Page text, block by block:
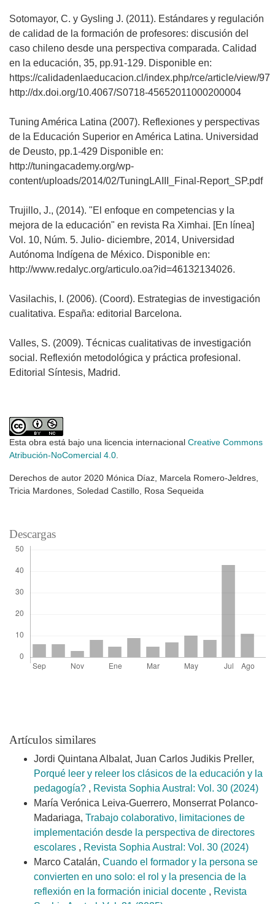
Sotomayor, C. y Gysling J. (2011). Estándares y regulación
de calidad de la formación de profesores: discusión del
caso chileno desde una perspectiva comparada. Calidad
en la educación, 35, pp.91-129. Disponible en:
https://calidadenlaeducacion.cl/index.php/rce/article/view/97
http://dx.doi.org/10.4067/S0718-45652011000200004
Tuning América Latina (2007). Reflexiones y perspectivas
de la Educación Superior en América Latina. Universidad
de Deusto, pp.1-429 Disponible en:
http://tuningacademy.org/wp-
content/uploads/2014/02/TuningLAIII_Final-Report_SP.pdf
Trujillo, J., (2014). "El enfoque en competencias y la
mejora de la educación" en revista Ra Ximhai. [En línea]
Vol. 10, Núm. 5. Julio- diciembre, 2014, Universidad
Autónoma Indígena de México. Disponible en:
http://www.redalyc.org/articulo.oa?id=46132134026.
Vasilachis, I. (2006). (Coord). Estrategias de investigación
cualitativa. España: editorial Barcelona.
Valles, S. (2009). Técnicas cualitativas de investigación
social. Reflexión metodológica y práctica profesional.
Editorial Síntesis, Madrid.
Esta obra está bajo una licencia internacional Creative Commons
Atribución-NoComercial 4.0.
Derechos de autor 2020 Mónica Díaz, Marcela Romero-Jeldres,
Tricia Mardones, Soledad Castillo, Rosa Sequeida
Descargas
Artículos similares
Jordi Quintana Albalat, Juan Carlos Judikis Preller,
Porqué leer y releer los clásicos de la educación y la
pedagogía? , Revista Sophia Austral: Vol. 30 (2024)
María Verónica Leiva-Guerrero, Monserrat Polanco-
Madariaga, Trabajo colaborativo, limitaciones de
implementación desde la perspectiva de directores
escolares , Revista Sophia Austral: Vol. 30 (2024)
Marco Catalán, Cuando el formador y la persona se
convierten en uno solo: el rol y la presencia de la
reflexión en la formación inicial docente , Revista